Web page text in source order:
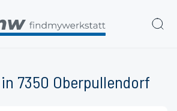
7350 Oberpullendorf